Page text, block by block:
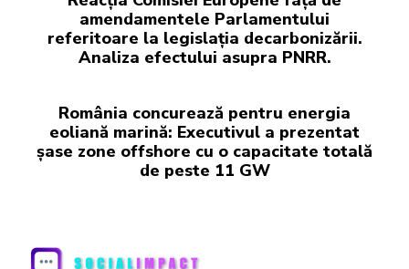
amendamentele Parlamentului
referitoare la legislația decarbonizării.
Analiza efectului asupra PNRR.
România concurează pentru energia
eoliană marină: Executivul a prezentat
șase zone offshore cu o capacitate totală
de peste 11 GW